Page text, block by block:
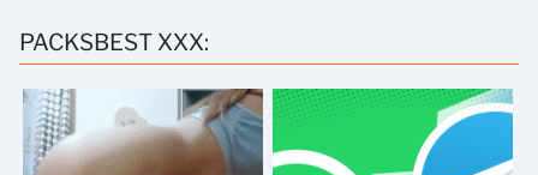
PACKSBEST XXX: